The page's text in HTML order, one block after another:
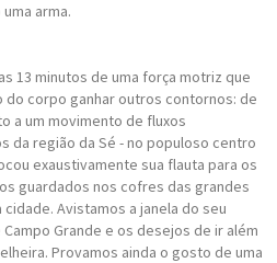
arma.
13 minutos de uma força motriz que
corpo ganhar outros contornos: de
a um movimento de fluxos
da região da Sé - no populoso centro
exaustivamente sua flauta para os
guardados nos cofres das grandes
Avistamos a janela do seu
Grande e os desejos de ir além
Provamos ainda o gosto de uma